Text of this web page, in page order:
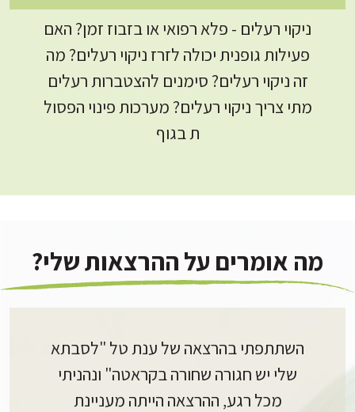
ניקוי רעלים - פלא רפואי או בזבוז זמן? האם
פעילות גופנית יכולה לזרז ניקוי רעלים? מה
זה ניקוי רעלים? סימנים להצטברות רעלים
מתי צריך ניקוי רעלים? מערכות פינוי הפסול
ת בגוף
מה אומרים על ההרצאות שלי?
השתתפתי בהרצאה של ענת טל "לסבתא
שלי יש חגורה שחורה בקראטה" ונהניתי
מכל רגע, ההרצאה הייתה מעניינת